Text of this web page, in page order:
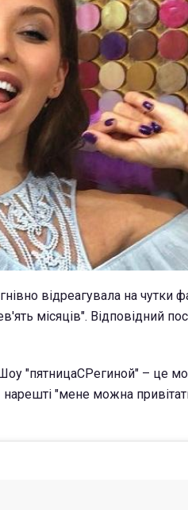
відреагувала на чутки
місяців". Відповідний
"пятницаСРегиной" – це
"мене можна